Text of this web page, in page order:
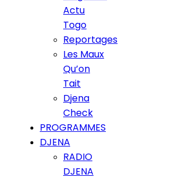
Actu
Togo
Reportages
Les Maux
Qu’on
Tait
Djena
Check
PROGRAMMES
DJENA
RADIO
DJENA